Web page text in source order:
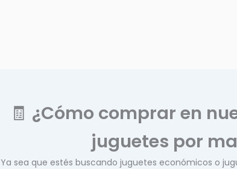
🧾 ¿Cómo comprar en
juguetes por
Ya sea que estés buscando juguetes económicos o